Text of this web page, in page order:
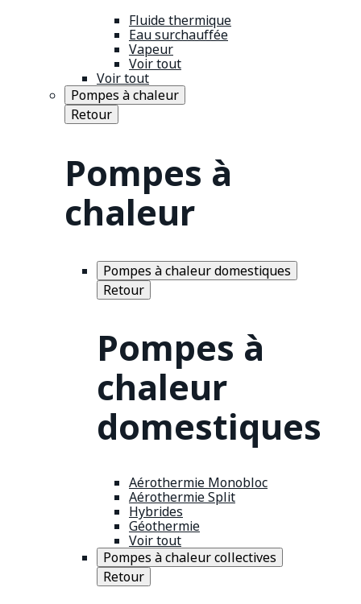
Fluide thermique
Eau surchauffée
Vapeur
Voir tout
Voir tout
Pompes à chaleur
Retour
Pompes à
chaleur
Pompes à chaleur domestiques
Retour
Pompes à
chaleur
domestiques
Aérothermie Monobloc
Aérothermie Split
Hybrides
Géothermie
Voir tout
Pompes à chaleur collectives
Retour